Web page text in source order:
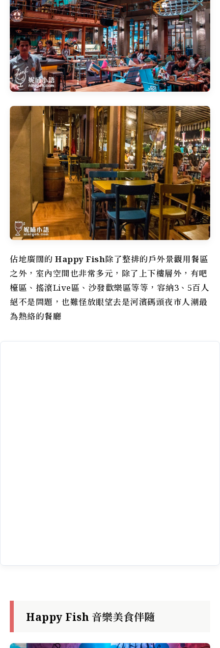
佔地廣闊的 Happy Fish除了整排的戶外景觀用餐區
之外，室內空間也非常多元，除了上下樓層外，有吧
檯區、搖滾Live區、沙發歡樂區等等，容納3、5百人
絕不是問題，也難怪放眼望去是河濱碼頭夜市人潮最
為熱絡的餐廳
Happy Fish 音樂美食伴隨